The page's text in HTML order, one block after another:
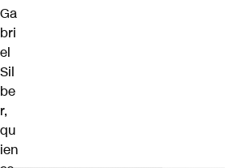
Ga
bri
el
Sil
be
r,
qu
ien